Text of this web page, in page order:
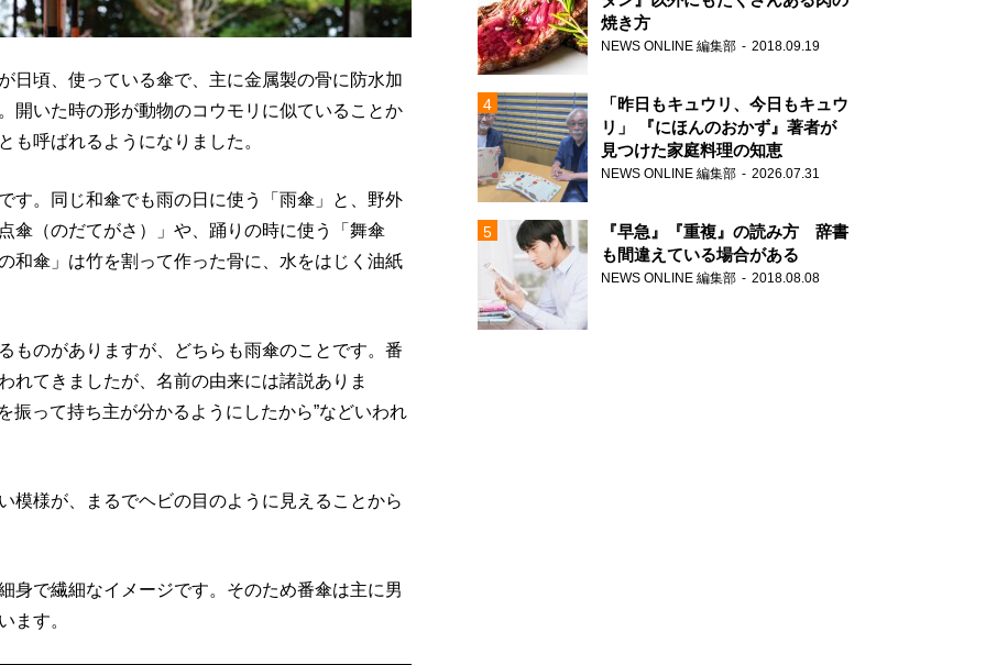
日頃、使っている傘で、主に金属製の骨に防水加
開いた時の形が動物のコウモリに似ていることか
も呼ばれるようになりました。
す。同じ和傘でも雨の日に使う「雨傘」と、野外
傘（のだてがさ）」や、踊りの時に使う「舞傘
和傘」は竹を割って作った骨に、水をはじく油紙
ものがありますが、どちらも雨傘のことです。番
れてきましたが、名前の由来には諸説ありま
振って持ち主が分かるようにしたから”などいわれ
模様が、まるでヘビの目のように見えることから
身で繊細なイメージです。そのため番傘は主に男
ます。
焼き方
NEWS ONLINE 編集部 2018.09.19
「昨日もキュウリ、今日もキュウ
リ」 『にほんのおかず』著者が
見つけた家庭料理の知恵
NEWS ONLINE 編集部 2026.07.31
『早急』『重複』の読み方 辞書
も間違えている場合がある
NEWS ONLINE 編集部 2018.08.08